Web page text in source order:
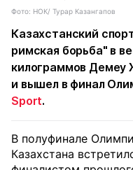
Фото: НОК/ Турар Казангапов
Казахстанский
римская борьба" в
килограммов Демеу
и вышел в финал
Sport.
В полуфинале
Казахстана